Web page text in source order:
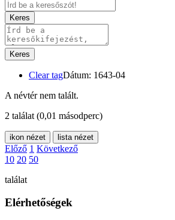
Keres
Keres
Clear tagDátum: 1643-04
A névtér nem talált.
2 találat (0,01 másodperc)
ikon nézet lista nézet
Előző 1 Következő
10 20 50
találat
Elérhetőségek